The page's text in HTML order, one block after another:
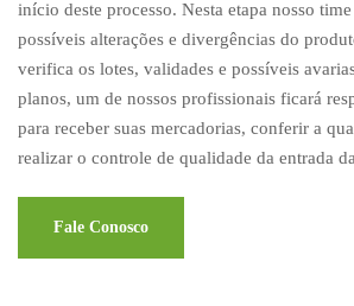
início deste processo. Nesta etapa nosso
possíveis alterações e divergências do
verifica os lotes, validades e possíveis
planos, um de nossos profissionais ficará
para receber suas mercadorias, conferir a
realizar o controle de qualidade da entrada
Fale Conosco